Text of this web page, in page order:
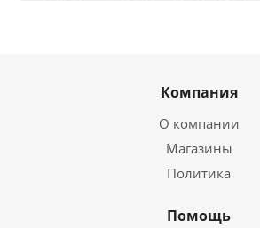
Компания
О компании
Магазины
Политика
Помощь